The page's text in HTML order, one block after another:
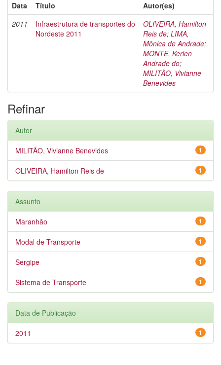
Data
Título
Autor(es)
2011
Infraestrutura de transportes do
Nordeste 2011
OLIVEIRA, Hamilton
Reis de; LIMA,
Mônica de Andrade;
MONTE, Kerlen
Andrade do;
MILITÃO, Vivianne
Benevides
Refinar
Autor
1
MILITÃO, Vivianne Benevides
1
OLIVEIRA, Hamilton Reis de
Assunto
1
Maranhão
1
Modal de Transporte
1
Sergipe
1
Sistema de Transporte
Data de Publicação
1
2011